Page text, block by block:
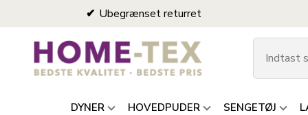
Ubegrænset returret
DYNER HOVEDPUDER SENGETØJ